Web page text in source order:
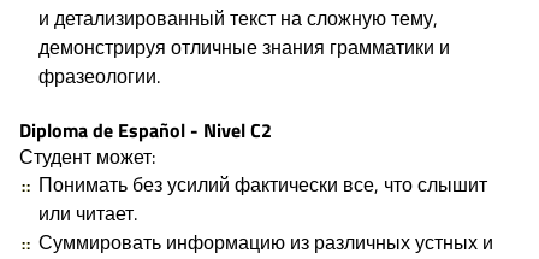
и детализированный текст на сложную тему,
демонстрируя отличные знания грамматики и
фразеологии.
Diploma de Español - Nivel C2
Студент может:
Понимать без усилий фактически все, что слышит
или читает.
Суммировать информацию из различных устных и